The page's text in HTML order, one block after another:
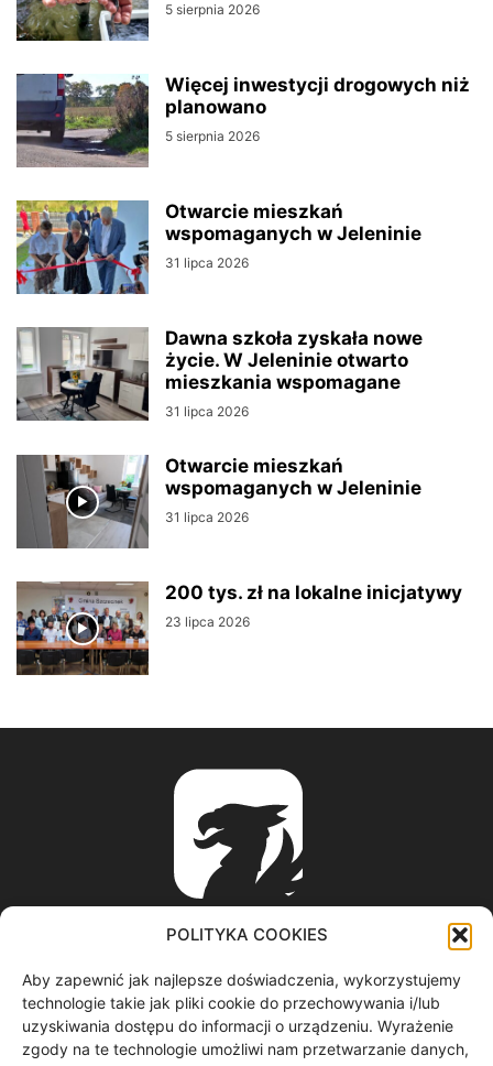
POLITYKA COOKIES
Aby zapewnić jak najlepsze doświadczenia, wykorzystujemy
technologie takie jak pliki cookie do przechowywania i/lub
uzyskiwania dostępu do informacji o urządzeniu. Wyrażenie
zgody na te technologie umożliwi nam przetwarzanie danych,
5 sierpnia 2026
Więcej inwestycji drogowych niż
planowano
5 sierpnia 2026
Otwarcie mieszkań
wspomaganych w Jeleninie
31 lipca 2026
Dawna szkoła zyskała nowe
życie. W Jeleninie otwarto
mieszkania wspomagane
31 lipca 2026
Otwarcie mieszkań
wspomaganych w Jeleninie
31 lipca 2026
200 tys. zł na lokalne inicjatywy
23 lipca 2026
ABOUT US
informacje z regionu / nagrania filmowe / produkcja video /